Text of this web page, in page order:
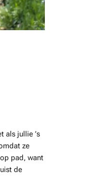
als jullie ’s
ze
pad, want
de